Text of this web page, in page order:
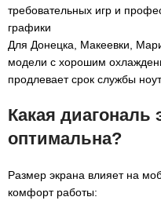
требовательных игр и
графики
Для Донецка, Макеевки,
модели с хорошим
продлевает срок службы
Какая диагональ
оптимальна?
Размер экрана влияет на
комфорт работы: